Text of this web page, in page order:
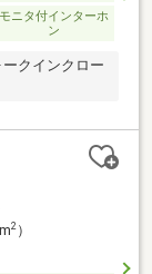
モニタ付インターホ
ン
クインクロー
2）